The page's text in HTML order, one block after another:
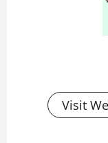
Visit